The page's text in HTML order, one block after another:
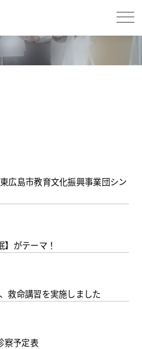
広島市教育文化振興事業団シン
がテーマ！
救命講習を実施しました
察予定表